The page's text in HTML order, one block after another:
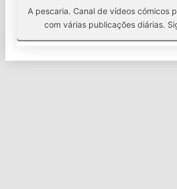
A pescaria. Canal de vídeos cómicos
com várias publicações diárias.